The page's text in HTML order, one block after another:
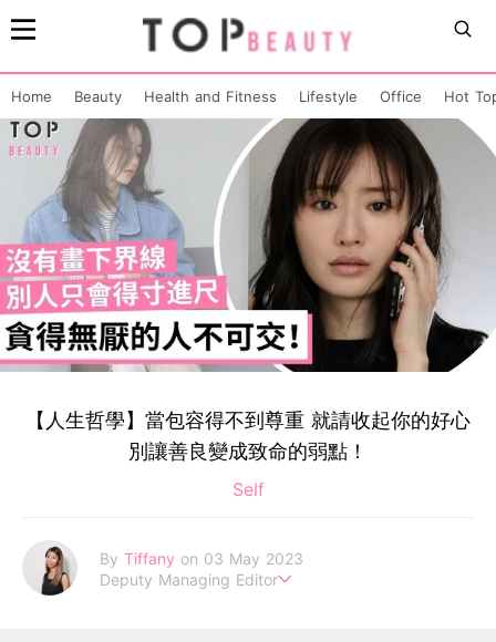
Home Beauty Health and Fitness Lifestyle Office Hot
【人生哲學】當包容得不到尊重 就請收起你的好心
別讓善良變成致命的弱點！
Self
By Tiffany on 03 May 2023
Deputy Managing Editor